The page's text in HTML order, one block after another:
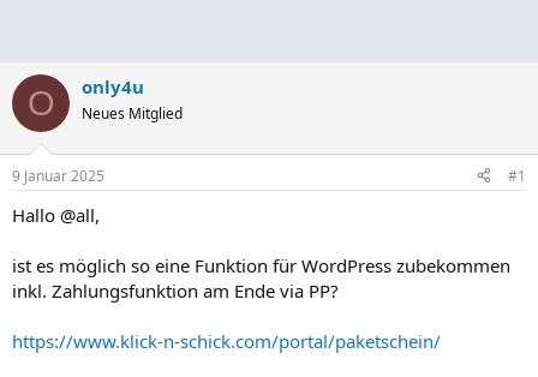
O only4u
Neues Mitglied
9 Januar 2025 #1
Hallo @all,
ist es möglich so eine Funktion für WordPress zubekommen
inkl. Zahlungsfunktion am Ende via PP?
https://www.klick-n-schick.com/portal/paketschein/